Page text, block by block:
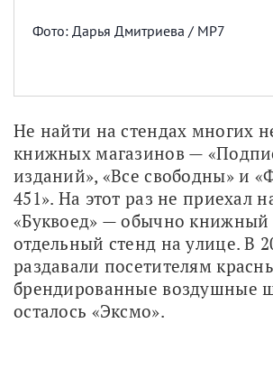
Фото: Дарья Дмитриева / МР7
Не найти на стендах многих
книжных магазинов —
изданий», «Все свободны» и
451». На этот раз не приехал
«Буквоед» — обычно книжный
отдельный стенд на улице. В
раздавали посетителям
брендированные воздушные
осталось «Эксмо».